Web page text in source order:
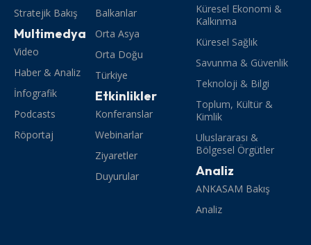
Stratejik Bakış
Multimedya
Video
Haber & Analiz
İnfografik
Podcasts
Röportaj
Balkanlar
Orta Asya
Orta Doğu
Türkiye
Etkinlikler
Konferanslar
Webinarlar
Ziyaretler
Duyurular
Küresel Ekonomi &
Kalkınma
Küresel Sağlık
Savunma & Güvenlik
Teknoloji & Bilgi
Toplum, Kültür &
Kimlik
Uluslararası &
Bölgesel Örgütler
Analiz
ANKASAM Bakış
Analiz